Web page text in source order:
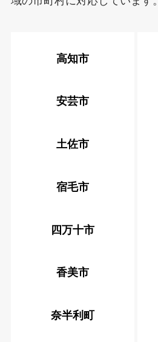
高知市
安芸市
土佐市
宿毛市
四万十市
香美市
奈半利町